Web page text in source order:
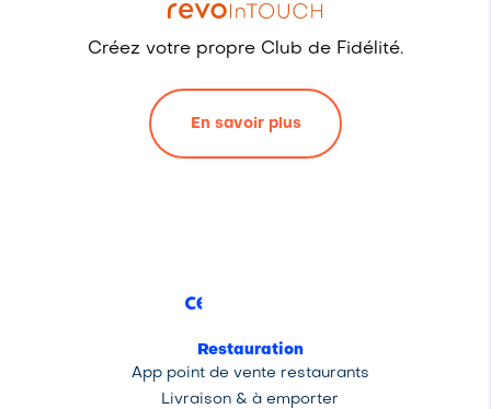
Créez votre propre Club de Fidélité.
En savoir plus
Restauration
App point de vente restaurants
Livraison & à emporter